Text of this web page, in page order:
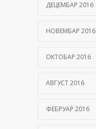
ДЕЦЕМБАР 2016
НОВЕМБАР 2016
ОКТОБАР 2016
АВГУСТ 2016
ФЕБРУАР 2016